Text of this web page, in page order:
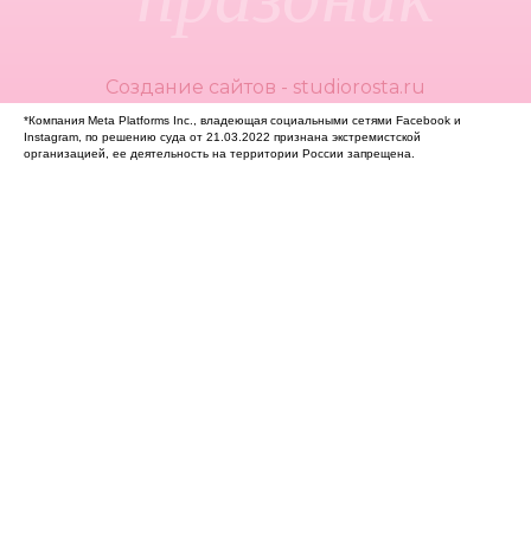
Создание сайтов - studiorosta.ru
*Компания Meta Platforms Inc., владеющая социальными сетями Facebook и
Instagram, по решению суда от 21.03.2022 признана экстремистской
организацией, ее деятельность на территории России запрещена.